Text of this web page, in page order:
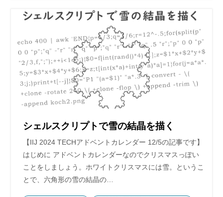
シェルスクリプトで雪の結晶を描く
【IIJ 2024 TECHアドベントカレンダー 12/5の記事です】
はじめに アドベントカレンダーなのでクリスマスっぽい
ことをしましょう。ホワイトクリスマスには雪。というこ
とで、六角形の雪の結晶の…